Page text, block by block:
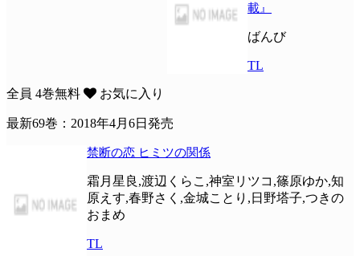
載』
ばんび
TL
全員 4巻無料 お気に入り
最新69巻：2018年4月6日発売
禁断の恋 ヒミツの関係
霜月星良,渡辺くらこ,神室リツコ,篠原ゆか,知
原えす,春野さく,金城ことり,日野塔子,つきの
おまめ
TL